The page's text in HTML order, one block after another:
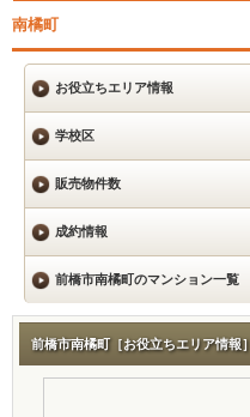
南橘町
お役立ちエリア情報
学校区
販売物件数
成約情報
前橋市南橘町のマンション一覧
前橋市南橘町［お役立ちエリア情報］